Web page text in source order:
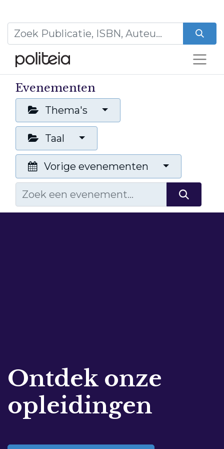
Evenementen
Thema's
Taal
Vorige evenementen
Ontdek onze
opleidingen